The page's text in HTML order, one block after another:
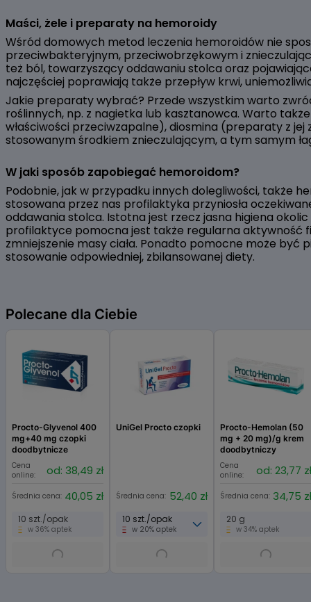
Maści, żele i preparaty na hemoroidy
Wśród domowych metod leczenia hemoroidów nie
przeciwbakteryjnym, przeciwobrzękowym i
też ból, towarzyszący oddawaniu stolca oraz
najczęściej poprawiają także przepływ krwi,
Jakie preparaty wybrać? Przede wszystkim warto
roślinnych, np. z nagietka lub kasztanowca. Warto
właściwości przeciwzapalne), diosmina (preparaty z
stosowanym środkiem znieczulającym, a tym samym
W jaki sposób zapobiegać hemoroidom?
Podobnie, jak w przypadku innych dolegliwości, także
stosowana przez nas profilaktyka przyniosła
oddawania stolca. Istotna jest rzecz jasna higiena
profilaktyce pomocna jest także regularna aktywność
zmniejszenie masy ciała. Ponadto pomocne może
stosowanie odpowiedniej, zbilansowanej diety.
Polecane dla Ciebie
Procto-Glyvenol 400
mg+40 mg czopki
doodbytnicze
Cena
online:
od: 38,49 zł
Średnia cena: 40,05 zł
10 szt./opak
w 36% aptek
UniGel Procto czopki
Średnia cena: 52,40 zł
10 szt./opak
w 20% aptek
Procto-Hemolan (50
mg + 20 mg)/g krem
doodbytniczy
Cena
online:
od: 23,77 zł
Średnia cena: 34,75 zł
20 g
w 34% aptek